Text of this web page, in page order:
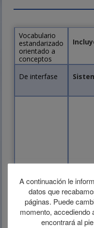
Vocabulario
estandarizado
orientado a
conceptos
De interfase
Multi-axial
Se
A continuación le
datos que
páginas. Puede
momento, accediendo
encontrará al